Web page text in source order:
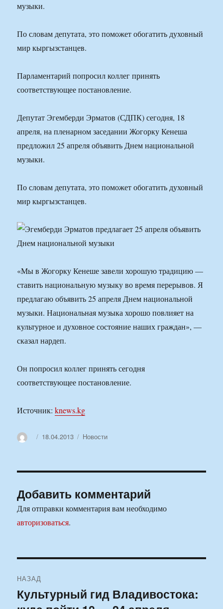
музыки.
По словам депутата, это поможет обогатить духовный
мир кыргызстанцев.
Парламентарий попросил коллег принять
соответствующее постановление.
Депутат Эгемберди Эрматов (СДПК) сегодня, 18
апреля, на пленарном заседании Жогорку Кенеша
предложил 25 апреля объявить Днем национальной
музыки.
По словам депутата, это поможет обогатить духовный
мир кыргызстанцев.
«Мы в Жогорку Кенеше завели хорошую традицию —
ставить национальную музыку во время перерывов. Я
предлагаю объявить 25 апреля Днем национальной
музыки. Национальная музыка хорошо повлияет на
культурное и духовное состояние наших граждан», —
сказал нардеп.
Он попросил коллег принять сегодня
соответствующее постановление.
Источник:knews.kg
АвторОпубликовано
18.04.2013 Рубрики
Новости
Добавить комментарий
Для отправки комментария вам необходимо
авторизоваться.
по
НАЗАД
Предыдущая
Культурный гид Владивостока: